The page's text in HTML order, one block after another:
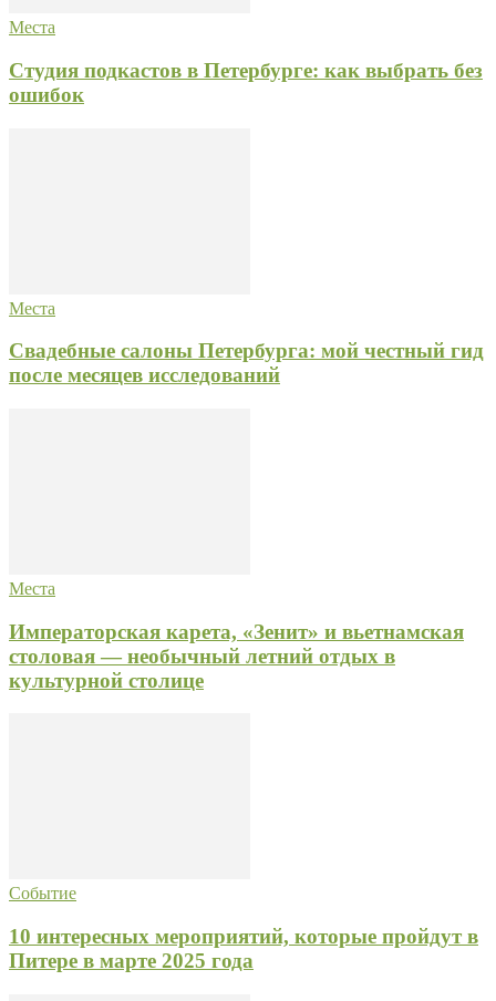
Места
Студия подкастов в Петербурге: как выбрать без
ошибок
Места
Свадебные салоны Петербурга: мой честный гид
после месяцев исследований
Места
Императорская карета, «Зенит» и вьетнамская
столовая — необычный летний отдых в
культурной столице
Событие
10 интересных мероприятий, которые пройдут в
Питере в марте 2025 года